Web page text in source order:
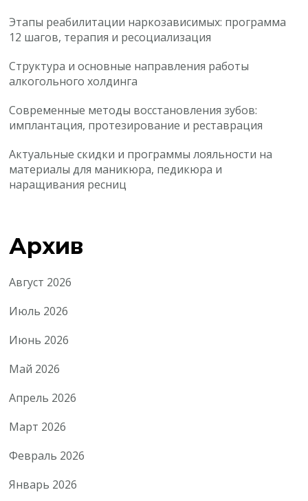
Этапы реабилитации наркозависимых: программа
12 шагов, терапия и ресоциализация
Структура и основные направления работы
алкогольного холдинга
Современные методы восстановления зубов:
имплантация, протезирование и реставрация
Актуальные скидки и программы лояльности на
материалы для маникюра, педикюра и
наращивания ресниц
Архив
Август 2026
Июль 2026
Июнь 2026
Май 2026
Апрель 2026
Март 2026
Февраль 2026
Январь 2026